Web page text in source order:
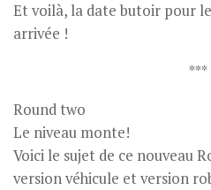
Et voilà, la date butoir pour
arrivée !
***
Round two
Le niveau monte!
Voici le sujet de ce nouveau
version véhicule et version